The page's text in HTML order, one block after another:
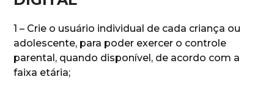
1 – Crie o usuário individual de cada criança ou
adolescente, para poder exercer o controle
parental, quando disponível, de acordo com a
faixa etária;